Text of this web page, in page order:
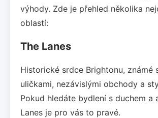
výhody. Zde je přehled několika
oblastí:
The Lanes
Historické srdce Brightonu, známé
uličkami, nezávislými obchody a
Pokud hledáte bydlení s duchem a
Lanes je pro vás to pravé.